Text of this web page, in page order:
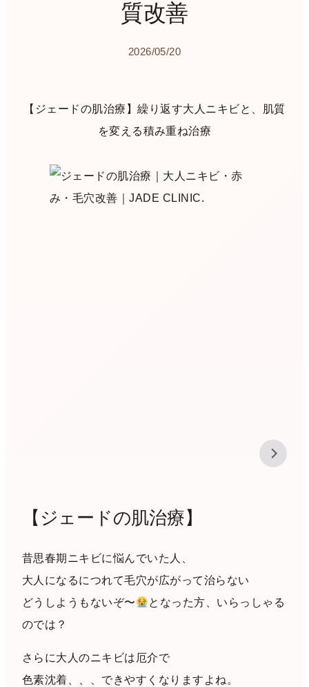
質改善
2026/05/20
【ジェードの肌治療】繰り返す大人ニキビと、肌質
を変える積み重ね治療
【ジェードの肌治療】
昔思春期ニキビに悩んでいた人、
大人になるにつれて毛穴が広がって治らない
どうしようもないぞ〜
となった方、いらっしゃる
のでは？
さらに大人のニキビは厄介で
色素沈着、、、できやすくなりますよね。